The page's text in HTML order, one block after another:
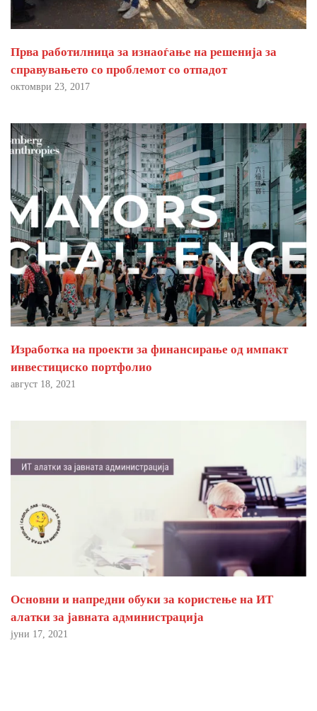
Прва работилница за изнаоѓање на решенија за
справувањето со проблемот со отпадот
октомври 23, 2017
Изработка на проекти за финансирање од импакт
инвестициско портфолио
август 18, 2021
Основни и напредни обуки за користење на ИТ
алатки за јавната администрација
јуни 17, 2021